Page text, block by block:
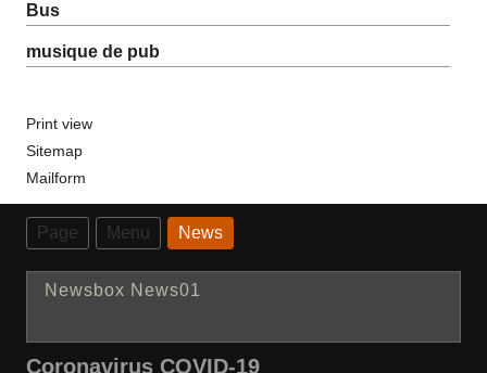
Bus
musique de pub
Print view
Sitemap
Mailform
Page Menu News
Newsbox News01
Coronavirus COVID-19